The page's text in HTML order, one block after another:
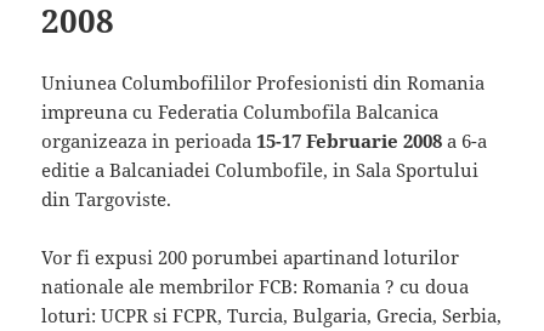
2008
Uniunea Columbofililor Profesionisti din Romania
impreuna cu Federatia Columbofila Balcanica
organizeaza in perioada15-17 Februarie 2008 a 6-a
editie a Balcaniadei Columbofile, in Sala Sportului
din Targoviste.
Vor fi expusi 200 porumbei apartinand loturilor
nationale ale membrilor FCB: Romania ? cu doua
loturi: UCPR si FCPR, Turcia, Bulgaria, Grecia, Serbia,